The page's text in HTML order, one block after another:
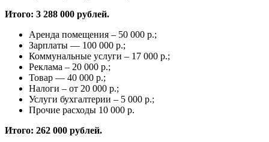
Итого: 3 288 000 рублей.
Аренда помещения – 50 000 р.;
Зарплаты — 100 000 р.;
Коммунальные услуги – 17 000 р.;
Реклама – 20 000 р.;
Товар — 40 000 р.;
Налоги – от 20 000 р.;
Услуги бухгалтерии – 5 000 р.;
Прочие расходы 10 000 р.
Итого: 262 000 рублей.